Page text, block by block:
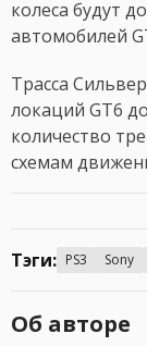
колеса будут
автомобилей
Трасса
локаций GT6
количество
схемам
Тэги: PS3 Sony
Об авторе